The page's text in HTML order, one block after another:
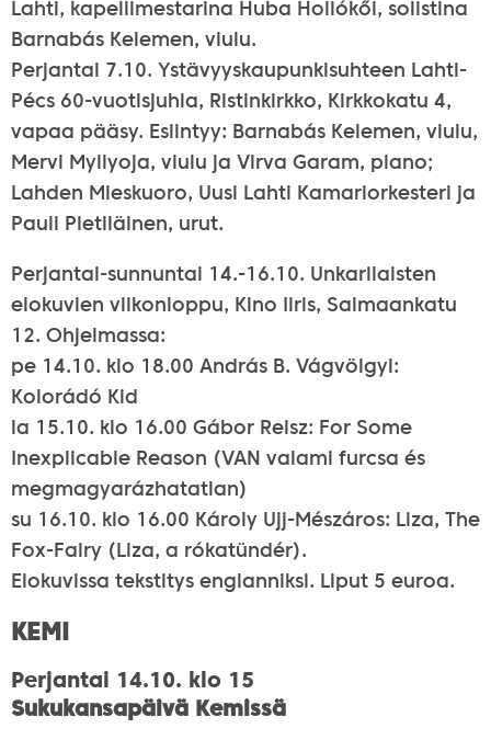
Lahti, kapellimestarina Huba Hollókői, solistina
Barnabás Kelemen, viulu.
Perjantai 7.10. Ystävyyskaupunkisuhteen Lahti-
Pécs 60-vuotisjuhla, Ristinkirkko, Kirkkokatu 4,
vapaa pääsy. Esiintyy: Barnabás Kelemen, viulu,
Mervi Myllyoja, viulu ja Virva Garam, piano;
Lahden Mieskuoro, Uusi Lahti Kamariorkesteri ja
Pauli Pietiläinen, urut.
Perjantai-sunnuntai 14.-16.10. Unkarilaisten
elokuvien viikonloppu, Kino Iiris, Saimaankatu
12. Ohjelmassa:
pe 14.10. klo 18.00 András B. Vágvölgyi:
Kolorádó Kid
la 15.10. klo 16.00 Gábor Reisz: For Some
Inexplicable Reason (VAN valami furcsa és
megmagyarázhatatlan)
su 16.10. klo 16.00 Károly Ujj-Mészáros: Liza, The
Fox-Fairy (Liza, a rókatündér).
Elokuvissa tekstitys englanniksi. Liput 5 euroa.
KEMI
Perjantai 14.10. klo 15
Sukukansapäivä Kemissä